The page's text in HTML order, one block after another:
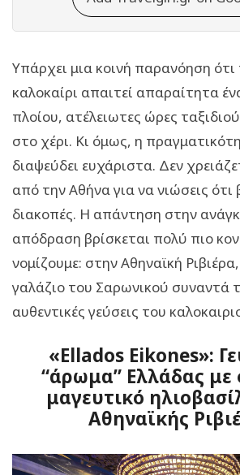
Υπάρχει μια κοινή παρανόηση ότι
καλοκαίρι απαιτεί απαραίτητα
πλοίου, ατέλειωτες ώρες
στο χέρι. Κι όμως, η
διαψεύδει ευχάριστα. Δεν
από την Αθήνα για να νιώσεις ότι
διακοπές. Η απάντηση στην
απόδραση βρίσκεται πολύ πιο
νομίζουμε: στην Αθηναϊκή
γαλάζιο του Σαρωνικού συναντά
αυθεντικές γεύσεις του
«Ellados Eikones»:
“άρωμα” Ελλάδας με
μαγευτικό
Αθηναϊκής